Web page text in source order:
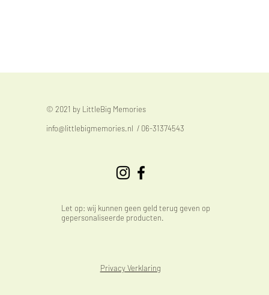
© 2021 by LittleBig Memories
info@littlebigmemories.nl / 06-31374543
Let op: wij kunnen geen geld terug geven op
gepersonaliseerde producten.
Privacy Verklaring